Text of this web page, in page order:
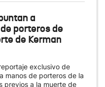
a
porteros de
de Kerman
exclusivo de
manos de porteros de la
previos a la muerte de